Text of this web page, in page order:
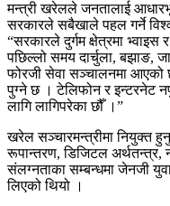
मन्त्री खरेलले जनतालाई
सरकारले सबैखाले पहल गर्ने
“सरकारले दुर्गम क्षेत्रमा
पछिल्लो समय दार्चुला, बझाङ,
फोरजी सेवा सञ्चालनमा आएको
पुग्ने छ । टेलिफोन र इन्टरनेट
लागि लागिपरेका छौँ ।”
खरेल सञ्चारमन्त्रीमा नियुक्त
रूपान्तरण, डिजिटल अर्थतन्त्र,
संलग्नताका सम्बन्धमा जेनजी
लिएको थियो ।